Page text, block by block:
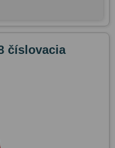
číslovacia